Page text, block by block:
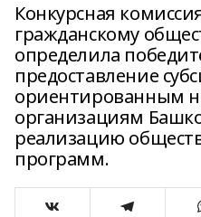
Конкурсная
гражданскому
определила
предоставление
ориентированным
организациям
реализацию
программ.